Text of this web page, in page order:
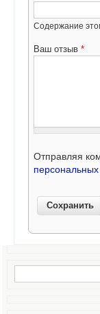
Содержание
Ваш отзыв *
Отправляя
Форма